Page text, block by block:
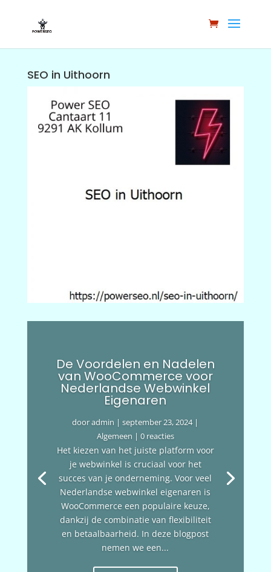
SEO in Uithoorn
De Voordelen en Nadelen
van WooCommerce voor
Nederlandse Webwinkel
Eigenaren
dooradmin |september 23, 2024|
Algemeen | 0 reacties
Het kiezen van het juiste platform voor
je webwinkel is cruciaal voor het
succes van je onderneming. Voor veel
Nederlandse webwinkel eigenaren is
WooCommerce een populaire keuze,
dankzij de combinatie van flexibiliteit
en betaalbaarheid. In deze blogpost
nemen we een...